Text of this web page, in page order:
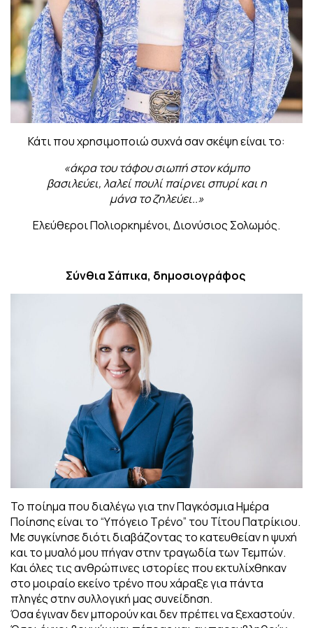
Κάτι που χρησιμοποιώ συχνά σαν σκέψη είναι το:
«άκρα του τάφου σιωπή στον κάμπο
βασιλεύει, λαλεί πουλί παίρνει σπυρί και η
μάνα το ζηλεύει..»
Ελεύθεροι Πολιορκημένοι, Διονύσιος Σολωμός.
Σύνθια Σάπικα, δημοσιογράφος
Το ποίημα που διαλέγω για την Παγκόσμια Ημέρα
Ποίησης είναι το “Υπόγειο Τρένο” του Τίτου Πατρίκιου.
Με συγκίνησε διότι διαβάζοντας το κατευθείαν η ψυχή
και το μυαλό μου πήγαν στην τραγωδία των Τεμπών.
Και όλες τις ανθρώπινες ιστορίες που εκτυλίχθηκαν
στο μοιραίο εκείνο τρένο που χάραξε για πάντα
πληγές στην συλλογική μας συνείδηση.
Όσα έγιναν δεν μπορούν και δεν πρέπει να ξεχαστούν.